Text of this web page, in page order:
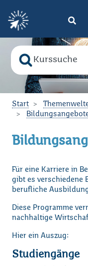
Zum Hauptinhalt
Suche nach
Bitte geben Sie den
Start
Für eine Karriere in
gibt es verschiedene
berufliche
Diese Programme
nachhaltige
Hier ein Auszug:
Studiengänge